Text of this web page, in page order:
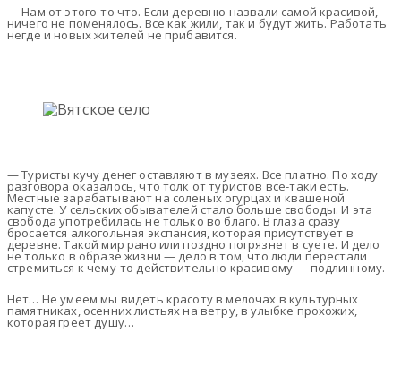
— Нам от этого-то что. Если деревню назвали самой красивой,
ничего не поменялось. Все как жили, так и будут жить. Работать
негде и новых жителей не прибавится.
— Туристы кучу денег оставляют в музеях. Все платно. По ходу
разговора оказалось, что толк от туристов все-таки есть.
Местные зарабатывают на соленых огурцах и квашеной
капусте. У сельских обывателей стало больше свободы. И эта
свобода употребилась не только во благо. В глаза сразу
бросается алкогольная экспансия, которая присутствует в
деревне. Такой мир рано или поздно погрязнет в суете. И дело
не только в образе жизни — дело в том, что люди перестали
стремиться к чему-то действительно красивому — подлинному.
Нет… Не умеем мы видеть красоту в мелочах в культурных
памятниках, осенних листьях на ветру, в улыбке прохожих,
которая греет душу…